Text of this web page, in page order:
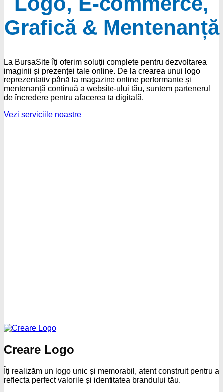
Grafică & Mentenanță
La BursaSite îți oferim soluții complete pentru dezvoltarea
imaginii și prezenței tale online. De la crearea unui logo
reprezentativ până la magazine online performante și
mentenanță continuă a website-ului tău, suntem partenerul
de încredere pentru afacerea ta digitală.
Vezi serviciile noastre
Creare Logo
Îți realizăm un logo unic și memorabil, atent construit pentru a
reflecta perfect valorile și identitatea brandului tău.